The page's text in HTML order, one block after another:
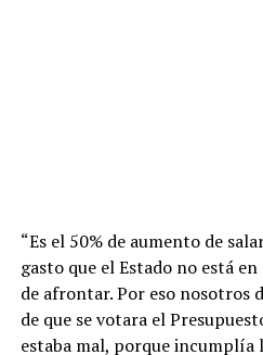
“Es el 50% de aumento de
gasto que el Estado no está
de afrontar. Por eso nosotros
de que se votara el
estaba mal, porque incumplía